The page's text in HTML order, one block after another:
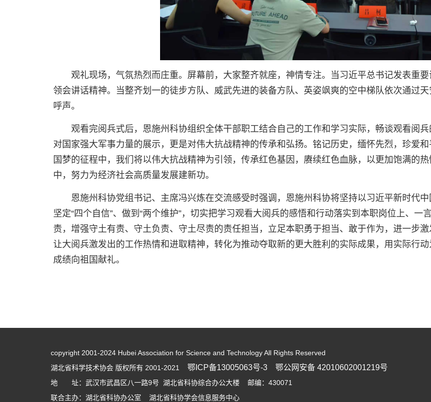
观礼现场，气氛热烈而庄重。屏幕前，大家整齐就座，神情专注。当习近平总书记发表重
领会讲话精神。当整齐划一的徒步方队、威武先进的装备方队、英姿飒爽的空中梯队依次通过
呼声。
观看完阅兵式后，恩施州科协组织全体干部职工结合自己的工作和学习实际，畅谈观看阅
对国家强大军事力量的展示，更是对伟大抗战精神的传承和弘扬。铭记历史，缅怀先烈，珍爱
国梦的征程中，我们将以伟大抗战精神为引领，传承红色基因，赓续红色血脉，以更加饱满的
中，努力为经济社会高质量发展建新功。
恩施州科协党组书记、主席冯兴炼在交流感受时强调，恩施州科协将坚持以习近平新时代中
坚定“四个自信”、做到“两个维护”，切实把学习观看大阅兵的感悟和行动落实到本职岗位上、
责，增强守土有责、守土负责、守土尽责的责任担当，立足本职勇于担当、敢于作为，进一步
让大阅兵激发出的工作热情和进取精神，转化为推动夺取新的更大胜利的实际成果，用实际行
成绩向祖国献礼。
copyright 2001-2024 Hubei Association for Science and Technology All Rights Reserved
湖北省科学技术协会 版权所有 2001-2021 鄂ICP备13005063号-3 鄂公网安备 42010602001219号
地 址：武汉市武昌区八一路9号 湖北省科协综合办公大楼 邮编：430071
联合主办：湖北省科协办公室 湖北省科协学会信息服务中心